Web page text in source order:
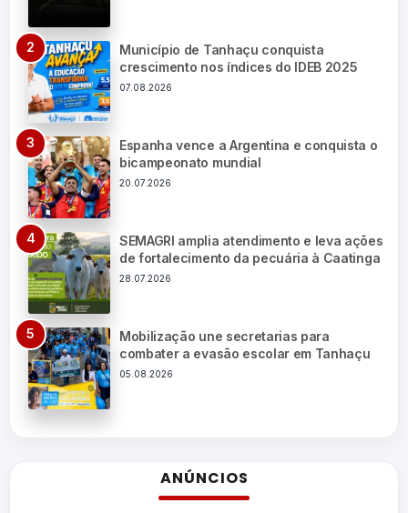
Município de Tanhaçu conquista
crescimento nos índices do IDEB 2025
07.08.2026
Espanha vence a Argentina e conquista o
bicampeonato mundial
20.07.2026
SEMAGRI amplia atendimento e leva ações
de fortalecimento da pecuária à Caatinga
28.07.2026
Mobilização une secretarias para
combater a evasão escolar em Tanhaçu
05.08.2026
ANÚNCIOS